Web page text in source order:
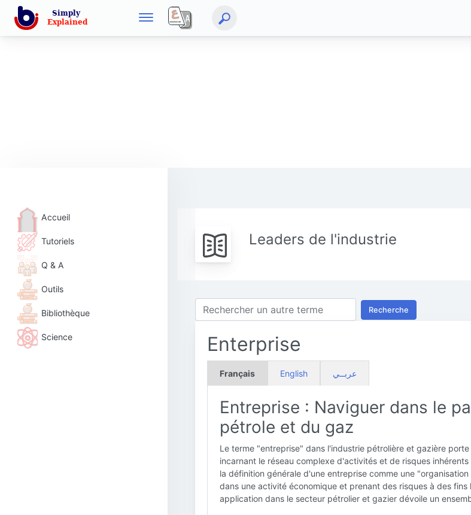
Accueil
Tutoriels
Q & A
Outils
Bibliothèque
Science
Leaders de l'industrie
Recherche
Enterprise
Français English عربــي
Entreprise : Naviguer dans le
pétrole et du gaz
Le terme "entreprise" dans l'industrie pétrolière et gazière
incarnant le réseau complexe d'activités et de risques
la définition générale d'une entreprise comme une
dans une activité économique et prenant des risques à des
application dans le secteur pétrolier et gazier dévoile un